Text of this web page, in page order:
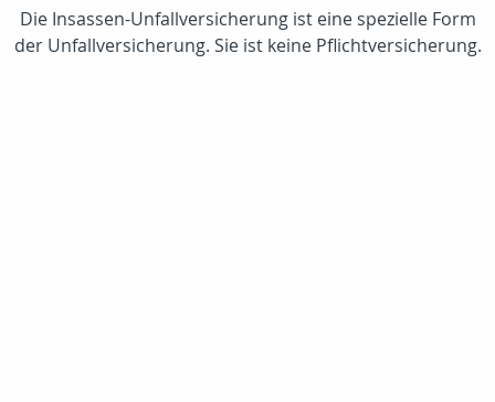
Die Insassen-Unfallversicherung ist eine spezielle Form
der Unfallversicherung. Sie ist keine Pflichtversicherung.